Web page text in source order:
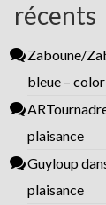
récents
Zaboune/
bleue –
plaisance
Guyloup
plaisance